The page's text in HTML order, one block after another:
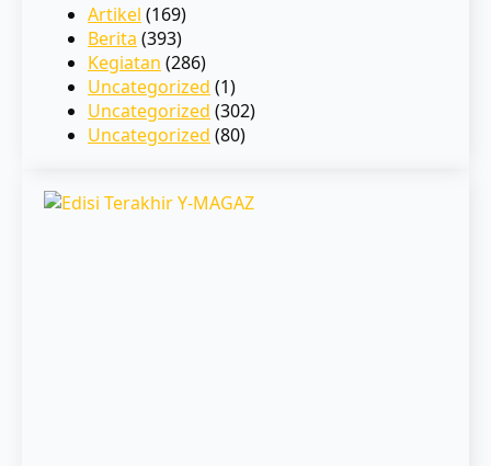
Artikel (169)
Berita (393)
Kegiatan (286)
Uncategorized (1)
Uncategorized (302)
Uncategorized (80)